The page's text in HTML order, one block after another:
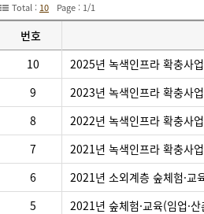
Total : 10 Page : 1/1
금
지
항
시
번호
10
2025년 녹색인프라 확충사
9
2023년 녹색인프라 확충사
8
2022년 녹색인프라 확충사
7
2021년 녹색인프라 확충사
6
2021년 소외계층 숲체험·교
5
2021년 숲체험·교육(임업·